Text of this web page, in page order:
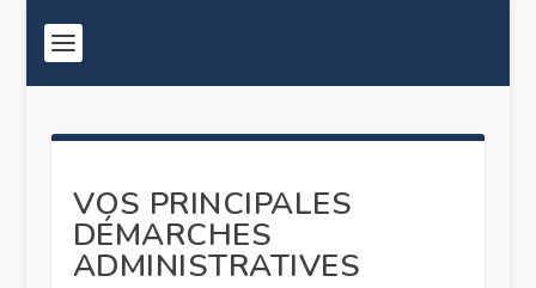
VOS PRINCIPALES
DÉMARCHES
ADMINISTRATIVES